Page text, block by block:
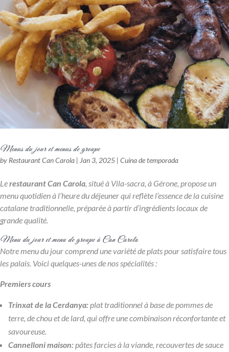
Menus du jour et menus de groupe
by Restaurant Can Carola | Jan 3, 2025 | Cuina de temporada
Lerestaurant Can Carola , situé à Vila-sacra, à Gérone, propose un
menu quotidien à l’heure du déjeuner qui reflète l’essence de la cuisine
catalane traditionnelle, préparée à partir d’ingrédients locaux de
grande qualité.
Menu du jour et menu de groupe à Can Carola
Notre menu du jour comprend une variété de plats pour satisfaire tous
les palais. Voici quelques-unes de nos spécialités :
Premiers cours
Trinxat de la Cerdanya: plat traditionnel à base de pommes de
terre, de chou et de lard, qui offre une combinaison réconfortante et
savoureuse.
Cannelloni maison: pâtes farcies à la viande, recouvertes de sauce